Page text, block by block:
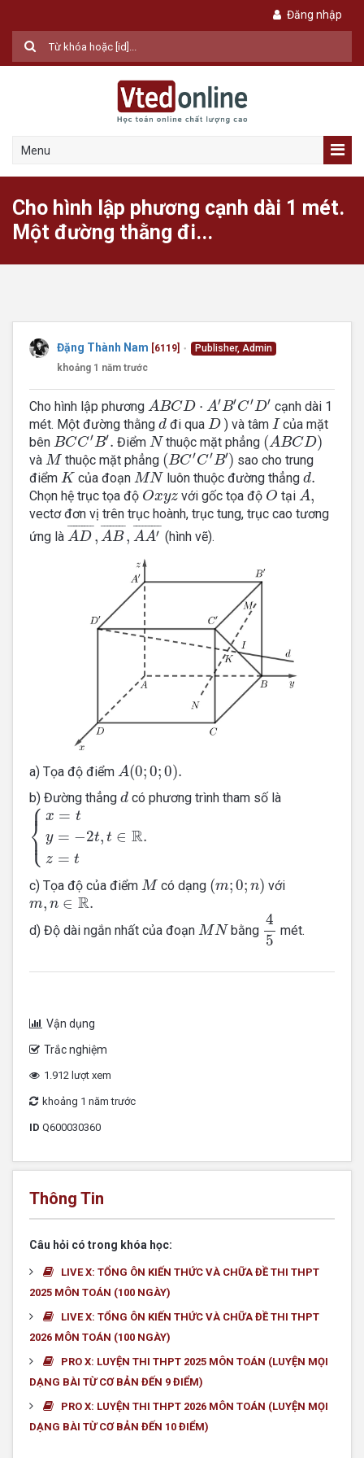
Đăng nhập
Menu
Cho hình lập phương cạnh dài 1 mét.
Một đường thằng đi...
Đặng Thành Nam [6119] ●
Publisher, Admin
khoảng 1 năm trước
Cho hình lập phương ABCD ⋅ A′B′C′D′
A BCD⋅A B′C′D′
cạnh dài 1
mét. Một đường thằng d
dđi quaD
D ) và tâmI
I của mặt
bên BCC′B′.
BCC′B′. Điểm N
Nthuộc mặt phẳng (ABCD)
(ABCD)
và M
Mthuộc mặt phẳng (BC′C′B′)
(BC′C′B′)
sao cho trung
điểm K
K của đoạn MN
MN luôn thuộc đường thẳng d.
d.
Chọn hệ trục tọa độ Oxyz
Oxyz với gốc tọa độ O
O tạiA,
A,
vectơ đơn vị trên trục hoành, trục tung, trục cao tương
ứng là
¯¯¯¯¯¯¯¯¯
AD , ¯¯¯¯¯¯¯¯
AB , ¯¯¯¯¯¯¯¯¯
AA′
AD¯,AB¯,AA′¯
(hình vẽ).
a) Tọa độ điểm A(0;0;0).
A(0; 0; 0).
b) Đường thẳng d
d có phương trình tham số là
⎧
⎪
⎨
⎪
⎩
x = t
y = −2t, t ∈ R.
z = t
{x =ty=−2t,t∈R. z= t
c) Tọa độ của điểm M
Mcó dạng (m;0; n)
(m 0;n với
m, n ∈ R.
m n∈R .
d) Độ dài ngắn nhất của đoạn MN
MN bằng
4
5
45
mét.
Vận dụng
Trắc nghiệm
1.912 lượt xem
khoảng 1 năm trước
ID Q600030360
Thông Tin
Câu hỏi có trong khóa học:
LIVE X: TỔNG ÔN KIẾN THỨC VÀ CHỮA ĐỀ THI THPT
2025 MÔN TOÁN (100 NGÀY)
LIVE X: TỔNG ÔN KIẾN THỨC VÀ CHỮA ĐỀ THI THPT
2026 MÔN TOÁN (100 NGÀY)
PRO X: LUYỆN THI THPT 2025 MÔN TOÁN (LUYỆN MỌI
DẠNG BÀI TỪ CƠ BẢN ĐẾN 9 ĐIỂM)
PRO X: LUYỆN THI THPT 2026 MÔN TOÁN (LUYỆN MỌI
DẠNG BÀI TỪ CƠ BẢN ĐẾN 10 ĐIỂM)